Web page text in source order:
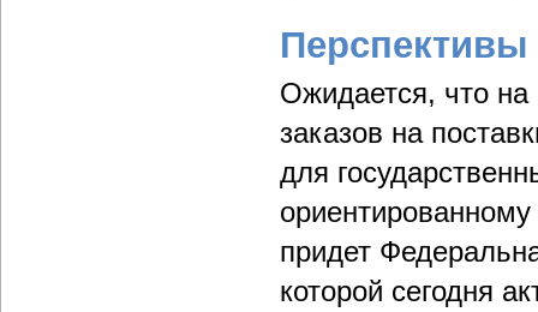
Перспективы
Ожидается, что
заказов на
для
придет
которой сегодня